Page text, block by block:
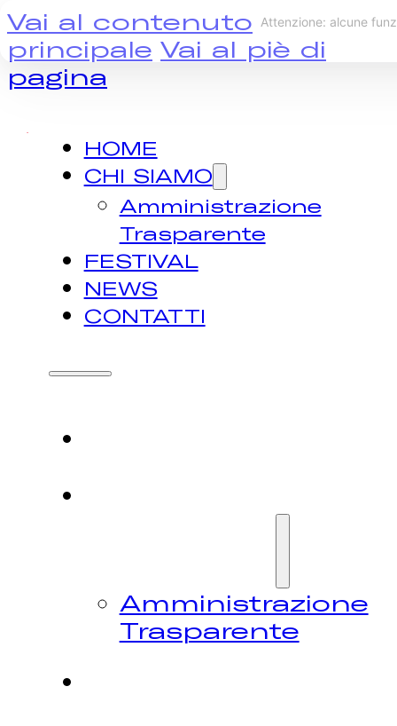
Vai al contenuto
principale Vai al piè di
pagina
HOME
CHI SIAMO
Amministrazione
Trasparente
FESTIVAL
NEWS
CONTATTI
Amministrazione
Trasparente